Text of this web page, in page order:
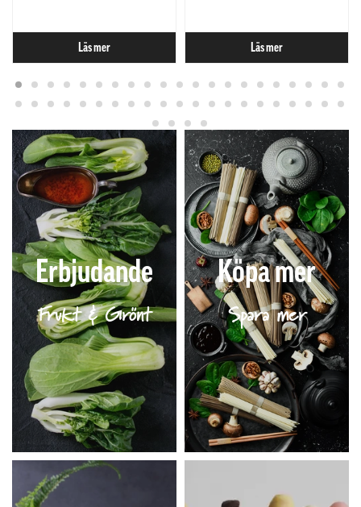
Läs mer Läs mer
Erbjudande
Frukt & Grönt
Köpa mer
Spara mer